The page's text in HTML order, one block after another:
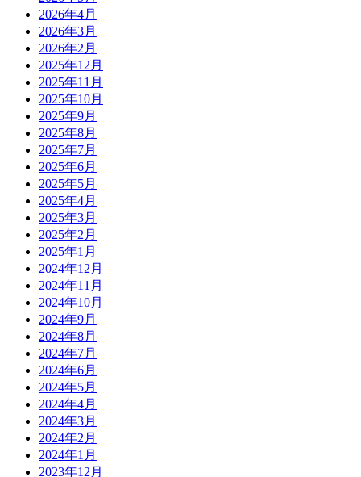
2026年4月
2026年3月
2026年2月
2025年12月
2025年11月
2025年10月
2025年9月
2025年8月
2025年7月
2025年6月
2025年5月
2025年4月
2025年3月
2025年2月
2025年1月
2024年12月
2024年11月
2024年10月
2024年9月
2024年8月
2024年7月
2024年6月
2024年5月
2024年4月
2024年3月
2024年2月
2024年1月
2023年12月